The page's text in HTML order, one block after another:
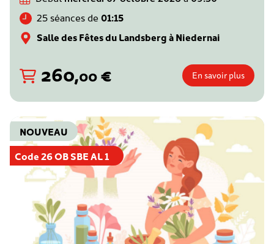
25 séances de 01:15
Salle des Fêtes du Landsberg à Niedernai
260,00€ En savoir plus
Code 26 OB SBE AL 1
NOUVEAU